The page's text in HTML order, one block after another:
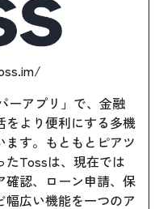
ーアプリ」で、金融
をより便利にする多機
す。もともとピアツ
たTossは、現在では
確認、ローン申請、保
幅広い機能を一つのア